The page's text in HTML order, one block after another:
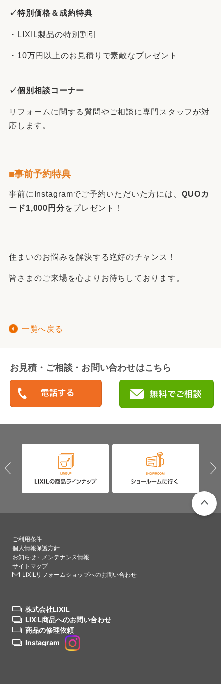
✓特別価格＆成約特典
・LIXIL製品の特別割引
・10万円以上のお見積りで素敵なプレゼント
✓個別相談コーナー
リフォームに関する質問やご相談に専門スタッフが対
応します。
■事前予約特典
事前にInstagramでご予約いただいた方には、 QUOカ
ード1,000円分をプレゼント！
住まいのお悩みを解決する絶好のチャンス！
皆さまのご来場を心よりお待ちしております。
一覧へ戻る
お見積・ご相談・お問い合わせはこちら
ご利用条件
個人情報保護方針
お知らせ・メンテナンス情報
サイトマップ
LIXILリフォームショップへのお問い合わせ
株式会社LIXIL
LIXIL商品へのお問い合わせ
商品の修理依頼
Instagram